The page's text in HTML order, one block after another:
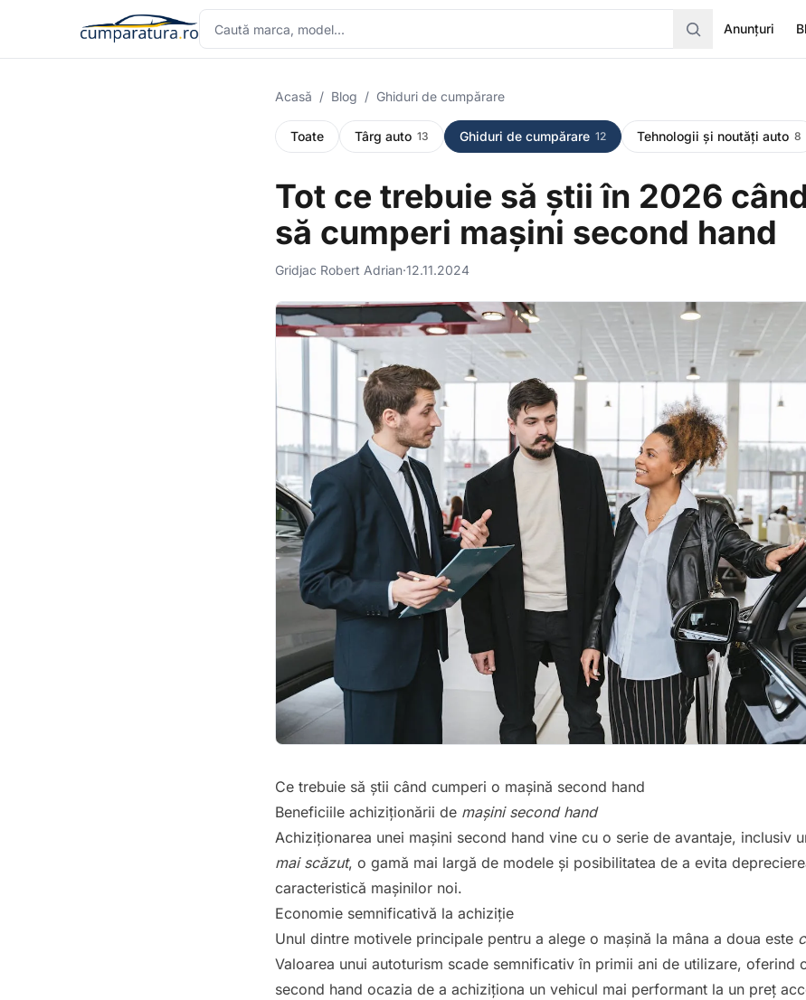
Anunțuri
Acasă / Blog / Ghiduri de cumpărare
Toate Târg auto 13 Ghiduri de cumpărare 12 Tehnologii și noutăți auto 8
Tot ce trebuie să știi în 2026
să cumperi mașini second hand
Gridjac Robert Adrian·12.11.2024
Ce trebuie să știi când cumperi o mașină second hand
Beneficiile achiziționării de mașini second hand
Achiziționarea unei mașini second hand vine cu o serie de avantaje, inclusiv
mai scăzut, o gamă mai largă de modele și posibilitatea de a evita
caracteristică mașinilor noi.
Economie semnificativă la achiziție
Unul dintre motivele principale pentru a alege o mașină la mâna a doua este
Valoarea unui autoturism scade semnificativ în primii ani de utilizare, oferind
second hand ocazia de a achiziționa un vehicul mai performant la un preț